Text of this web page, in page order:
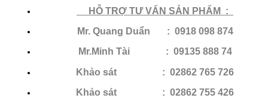
HỖ​ TRỢ TƯ VẤN SẢN PHẨM :
Mr. Quang Duẩn : 0918 098 874
Mr.Minh Tài : 09135 888 74
Khảo sát : 02862 765 726
Khảo sát : 02862 755 426